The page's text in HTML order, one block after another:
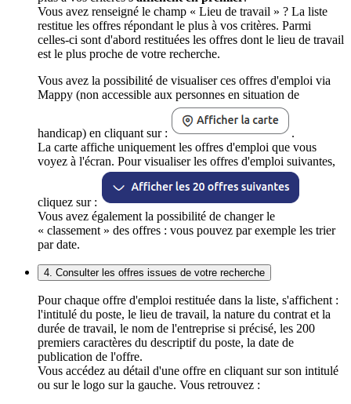
Vous avez renseigné le champ « Lieu de travail » ? La liste
restitue les offres répondant le plus à vos critères. Parmi
celles-ci sont d'abord restituées les offres dont le lieu de travail
est le plus proche de votre recherche.
Vous avez la possibilité de visualiser ces offres d'emploi via
Mappy (non accessible aux personnes en situation de
handicap) en cliquant sur :
.
La carte affiche uniquement les offres d'emploi que vous
voyez à l'écran. Pour visualiser les offres d'emploi suivantes,
cliquez sur :
Vous avez également la possibilité de changer le
« classement » des offres : vous pouvez par exemple les trier
par date.
4. Consulter les offres issues de votre recherche
Pour chaque offre d'emploi restituée dans la liste, s'affichent :
l'intitulé du poste, le lieu de travail, la nature du contrat et la
durée de travail, le nom de l'entreprise si précisé, les 200
premiers caractères du descriptif du poste, la date de
publication de l'offre.
Vous accédez au détail d'une offre en cliquant sur son intitulé
ou sur le logo sur la gauche. Vous retrouvez :